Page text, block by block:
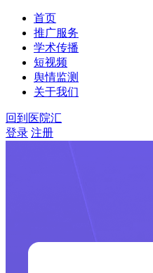
首页
推广服务
学术传播
短视频
舆情监测
关于我们
回到医院汇
登录 注册